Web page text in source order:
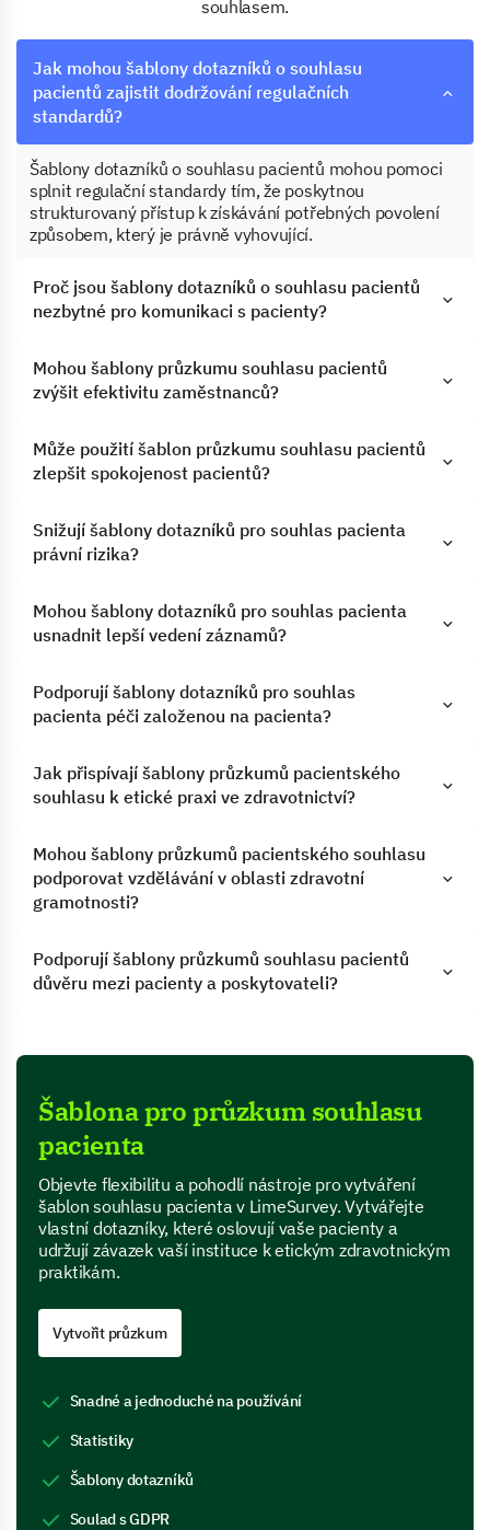
souhlasem.
Jak mohou šablony dotazníků o souhlasu
pacientů zajistit dodržování regulačních
standardů?
Šablony dotazníků o souhlasu pacientů mohou pomoci
splnit regulační standardy tím, že poskytnou
strukturovaný přístup k získávání potřebných povolení
způsobem, který je právně vyhovující.
Proč jsou šablony dotazníků o souhlasu pacientů
nezbytné pro komunikaci s pacienty?
Mohou šablony průzkumu souhlasu pacientů
zvýšit efektivitu zaměstnanců?
Může použití šablon průzkumu souhlasu pacientů
zlepšit spokojenost pacientů?
Snižují šablony dotazníků pro souhlas pacienta
právní rizika?
Mohou šablony dotazníků pro souhlas pacienta
usnadnit lepší vedení záznamů?
Podporují šablony dotazníků pro souhlas
pacienta péči založenou na pacienta?
Jak přispívají šablony průzkumů pacientského
souhlasu k etické praxi ve zdravotnictví?
Mohou šablony průzkumů pacientského souhlasu
podporovat vzdělávání v oblasti zdravotní
gramotnosti?
Podporují šablony průzkumů souhlasu pacientů
důvěru mezi pacienty a poskytovateli?
Šablona pro průzkum souhlasu
pacienta
Objevte flexibilitu a pohodlí nástroje pro vytváření
šablon souhlasu pacienta v LimeSurvey. Vytvářejte
vlastní dotazníky, které oslovují vaše pacienty a
udržují závazek vaší instituce k etickým zdravotnickým
praktikám.
Vytvořit průzkum
Snadné a jednoduché na používání
Statistiky
Šablony dotazníků
Soulad s GDPR